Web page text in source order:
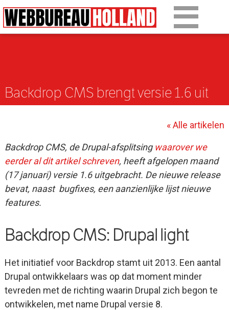
Backdrop CMS brengt versie 1.6 uit
Over Drupal
Artikelen
Tarieven
Contact
« Alle artikelen
Backdrop CMS, de Drupal-afsplitsing waarover we
eerder al dit artikel schreven, heeft afgelopen maand
(17 januari) versie 1.6 uitgebracht. De nieuwe release
bevat, naast bugfixes, een aanzienlijke lijst nieuwe
features.
Backdrop CMS: Drupal light
Het initiatief voor Backdrop stamt uit 2013. Een aantal
Drupal ontwikkelaars was op dat moment minder
tevreden met de richting waarin Drupal zich begon te
ontwikkelen, met name Drupal versie 8.